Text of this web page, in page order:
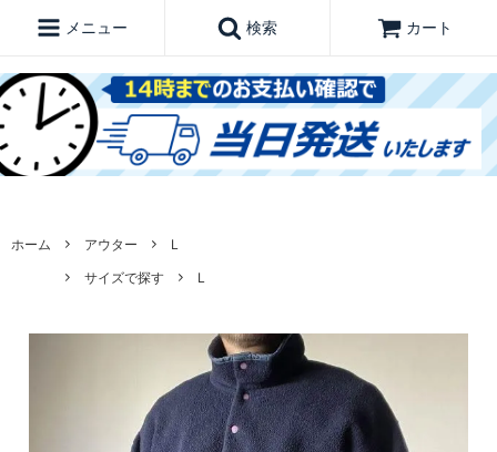
メニュー 検索 カート
ホーム アウター
L
サイズで探す
L